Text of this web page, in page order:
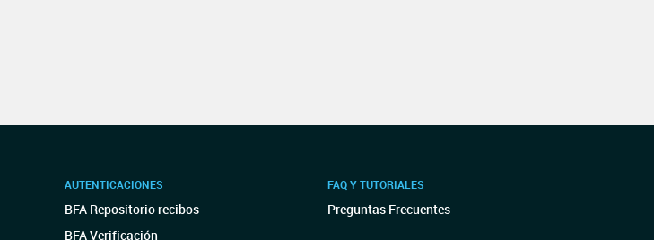
AUTENTICACIONES
BFA Repositorio recibos
BFA Verificación
FAQ Y TUTORIALES
Preguntas Frecuentes